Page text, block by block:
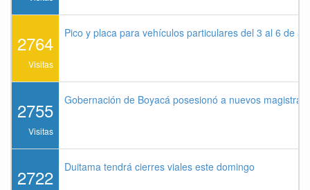
2764
Visitas
Pico y placa para vehículos particulares del 3 al 6 de
2755
Visitas
Gobernación de Boyacá posesionó a nuevos
2722 Duitama tendrá cierres viales este domingo